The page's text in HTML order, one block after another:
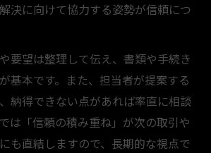
決に向けて協力する姿勢が信頼につ
要望は整理して伝え、書類や手続き
基本です。また、担当者が提案する
納得できない点があれば率直に相談
は「信頼の積み重ね」が次の取引や
も直結しますので、長期的な視点で